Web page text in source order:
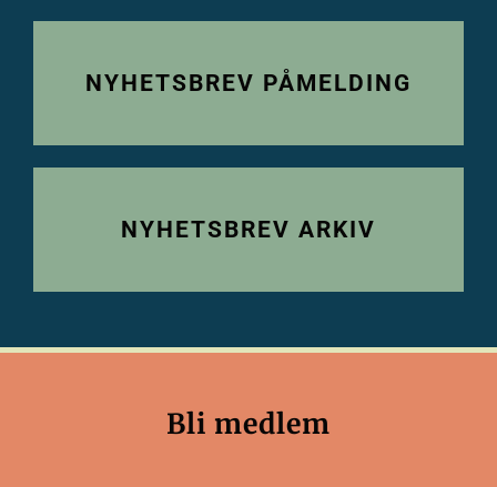
NYHETSBREV PÅMELDING
NYHETSBREV ARKIV
Bli medlem